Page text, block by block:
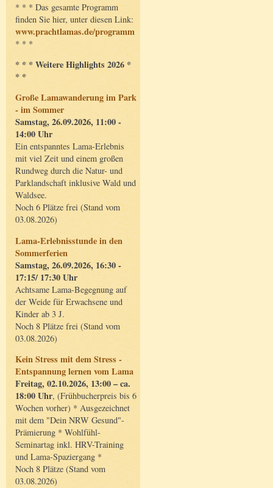
* * * Das gesamte Programm
finden Sie hier, unter diesen Link:
www.prachtlamas.de/programm
* * *
* * * Weitere Highlights 2026 *
* *
Große Lamawanderung im Park
- im Sommer
Samstag, 26.09.2026, 11:00 -
14:00 Uhr
Ein entspanntes Lama-Erlebnis
mit viel Zeit und einem großen
Rundweg durch die Natur- und
Parklandschaft inklusive Wald und
Waldsee.
Noch 6 Plätze frei (Stand vom
03.08.2026)
Lama-Erlebnisstunde in den
Sommerferien
Samstag, 26.09.2026, 16:30 -
17:15/ 17:30 Uhr
Achtsame Lama-Begegnung auf
der Weide für Erwachsene und
Kinder ab 3 J.
Noch 8 Plätze frei (Stand vom
03.08.2026)
Kein Stress mit dem Stress -
Entspannung lernen vom Lama
Freitag, 02.10.2026, 13:00 – ca.
18:00 Uhr, (Frühbucherpreis bis 6
Wochen vorher) * Ausgezeichnet
mit dem "Dein NRW Gesund"-
Prämierung * Wohlfühl-
Seminartag inkl. HRV-Training
und Lama-Spaziergang *
Noch 8 Plätze (Stand vom
03.08.2026)